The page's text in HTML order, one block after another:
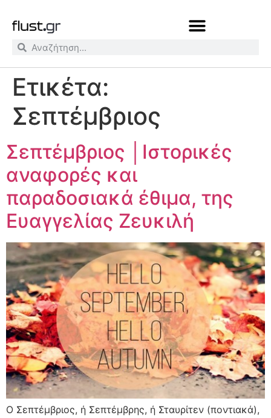
Ετικέτα:
Σεπτέμβριος
Σεπτέμβριος │Ιστορικές
αναφορές και
παραδοσιακά έθιμα, της
Ευαγγελίας Ζευκιλή
Ο Σεπτέμβριος, ή Σεπτέμβρης, ή Σταυρίτεν (ποντιακά),